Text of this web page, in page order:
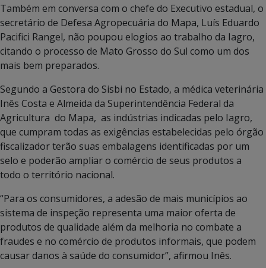
Também em conversa com o chefe do Executivo estadual, o
secretário de Defesa Agropecuária do Mapa, Luís Eduardo
Pacifici Rangel, não poupou elogios ao trabalho da Iagro,
citando o processo de Mato Grosso do Sul como um dos
mais bem preparados.
Segundo a Gestora do Sisbi no Estado, a médica veterinária
Inês Costa e Almeida da Superintendência Federal da
Agricultura do Mapa, as indústrias indicadas pelo Iagro,
que cumpram todas as exigências estabelecidas pelo órgão
fiscalizador terão suas embalagens identificadas por um
selo e poderão ampliar o comércio de seus produtos a
todo o território nacional.
“Para os consumidores, a adesão de mais municípios ao
sistema de inspeção representa uma maior oferta de
produtos de qualidade além da melhoria no combate a
fraudes e no comércio de produtos informais, que podem
causar danos à saúde do consumidor”, afirmou Inês.